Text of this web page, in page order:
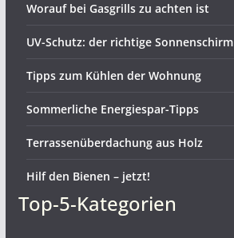
Worauf bei Gasgrills zu achten ist
UV-Schutz: der richtige Sonnenschirm
Tipps zum Kühlen der Wohnung
Sommerliche Energiespar-Tipps
Terrassenüberdachung aus Holz
Hilf den Bienen – jetzt!
Top-5-Kategorien